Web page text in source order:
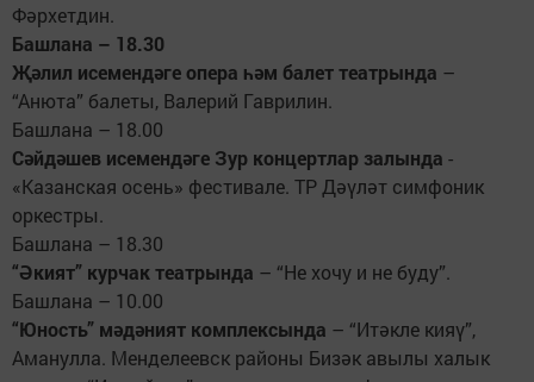
Фәрхетдин.
Башлана – 18.30
Җәлил исемендәге опера һәм балет театрында –
“Анюта” балеты, Валерий Гаврилин.
Башлана – 18.00
Сәйдәшев исемендәге Зур концертлар залында -
«Казанская осень» фестивале. ТР Дәүләт симфоник
оркестры.
Башлана – 18.30
“Әкият” курчак театрында – “Не хочу и не буду”.
Башлана – 10.00
“Юность” мәдәният комплексында – “Итәкле кияү”,
Аманулла. Менделеевск районы Бизәк авылы халык